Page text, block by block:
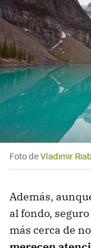
Foto deVladimir
Además,
al fondo,
más cerca de